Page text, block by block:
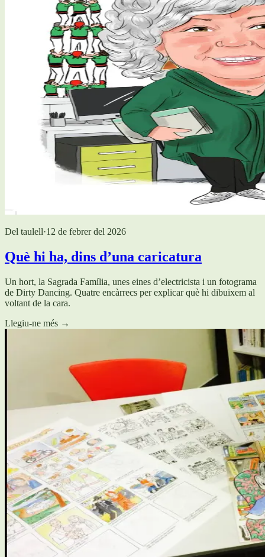
Del taulell·12 de febrer del 2026
Què hi ha, dins d’una caricatura
Un hort, la Sagrada Família, unes eines d’electricista i un fotograma
de Dirty Dancing. Quatre encàrrecs per explicar què hi dibuixem al
voltant de la cara.
Llegiu-ne més →